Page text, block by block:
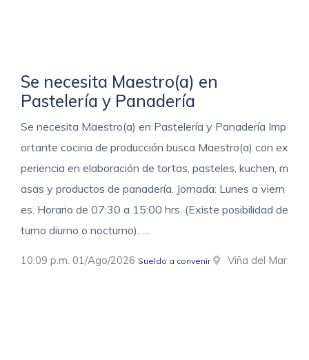
Se necesita Maestro(a) en
Pastelería y Panadería
Se necesita Maestro(a) en Pastelería y Panadería Imp
ortante cocina de producción busca Maestro(a) con ex
periencia en elaboración de tortas, pasteles, kuchen, m
asas y productos de panadería. Jornada: Lunes a viern
es. Horario de 07:30 a 15:00 hrs. (Existe posibilidad de
turno diurno o nocturno). …
10:09 p.m. 01/Ago/2026 Sueldo a convenir Viña del Mar